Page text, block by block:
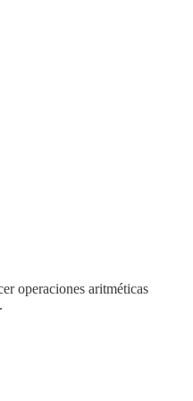
operaciones aritméticas